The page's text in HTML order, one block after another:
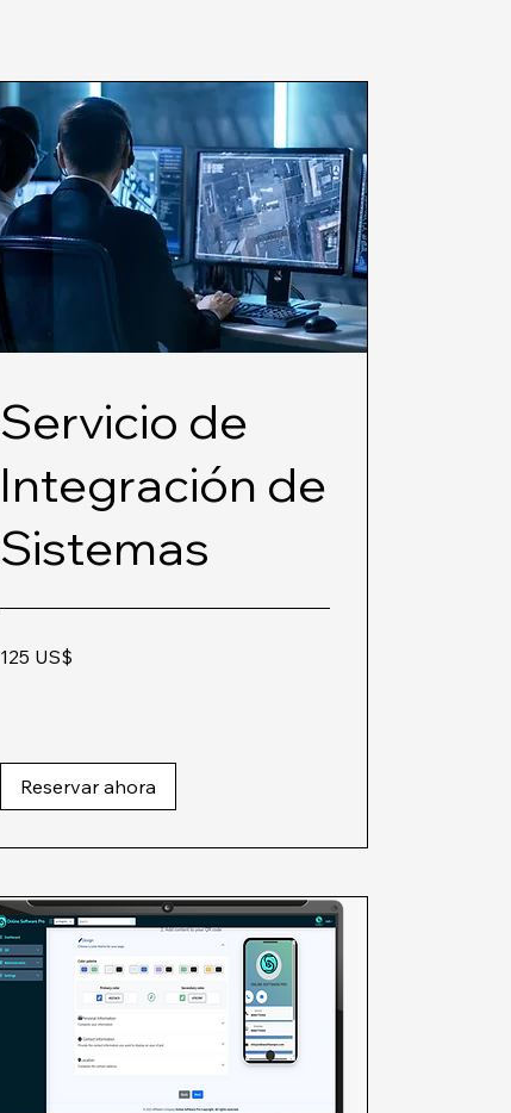
Servicio de
Integración de
Sistemas
dólares
estadounidenses
125 US$
Reservar ahora